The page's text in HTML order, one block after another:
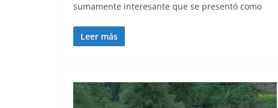
sumamente interesante que se presentó como
Leer más